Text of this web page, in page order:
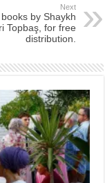
Next
by Shaykh
Topbaş, for free
distribution.